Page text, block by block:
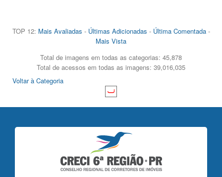
TOP 12: Mais Avaliadas - Últimas Adicionadas - Última Comentada-
Mais Vista
Total de imagens em todas as categorias: 45,878
Total de acessos em todas as imagens: 39,016,035
Voltar à Categoria